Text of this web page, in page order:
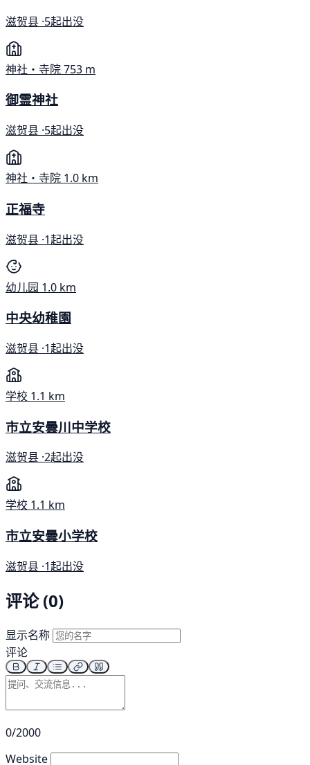
滋贺县 ·5起出没
神社・寺院753 m
御霊神社
滋贺县 ·5起出没
神社・寺院 1.0 km
正福寺
滋贺县 ·1起出没
幼儿园 1.0 km
中央幼稚園
滋贺县 ·1起出没
学校 1.1 km
市立安曇川中学校
滋贺县 ·2起出没
学校 1.1 km
市立安曇小学校
滋贺县 ·1起出没
评论 (0)
显示名称
评论
0/2000
Website